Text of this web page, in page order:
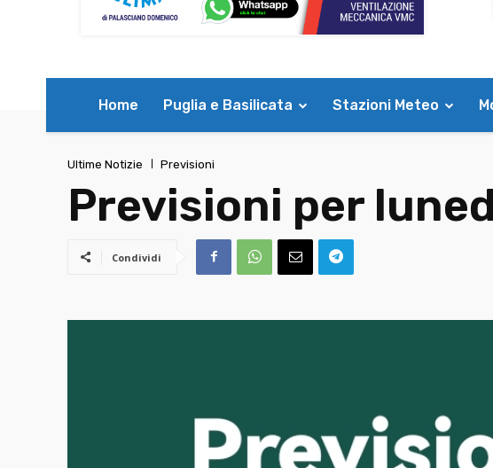
Home Puglia e Basilicata Stazioni Meteo
Ultime Notizie Previsioni
Previsioni per
Condividi